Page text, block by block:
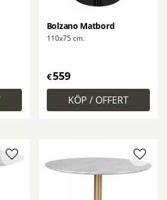
Bolzano Matbord
110x75 cm.
€559
Lägg till i favoriter Lägg